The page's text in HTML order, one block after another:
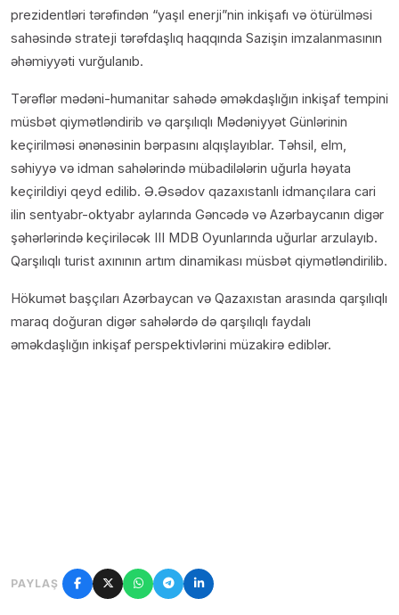
prezidentləri tərəfindən “yaşıl enerji”nin inkişafı və ötürülməsi
sahəsində strateji tərəfdaşlıq haqqında Sazişin imzalanmasının
əhəmiyyəti vurğulanıb.
Tərəflər mədəni-humanitar sahədə əməkdaşlığın inkişaf tempini
müsbət qiymətləndirib və qarşılıqlı Mədəniyyət Günlərinin
keçirilməsi ənənəsinin bərpasını alqışlayıblar. Təhsil, elm,
səhiyyə və idman sahələrində mübadilələrin uğurla həyata
keçirildiyi qeyd edilib. Ə.Əsədov qazaxıstanlı idmançılara cari
ilin sentyabr-oktyabr aylarında Gəncədə və Azərbaycanın digər
şəhərlərində keçiriləcək III MDB Oyunlarında uğurlar arzulayıb.
Qarşılıqlı turist axınının artım dinamikası müsbət qiymətləndirilib.
Hökumət başçıları Azərbaycan və Qazaxıstan arasında qarşılıqlı
maraq doğuran digər sahələrdə də qarşılıqlı faydalı
əməkdaşlığın inkişaf perspektivlərini müzakirə ediblər.
PAYLAŞ